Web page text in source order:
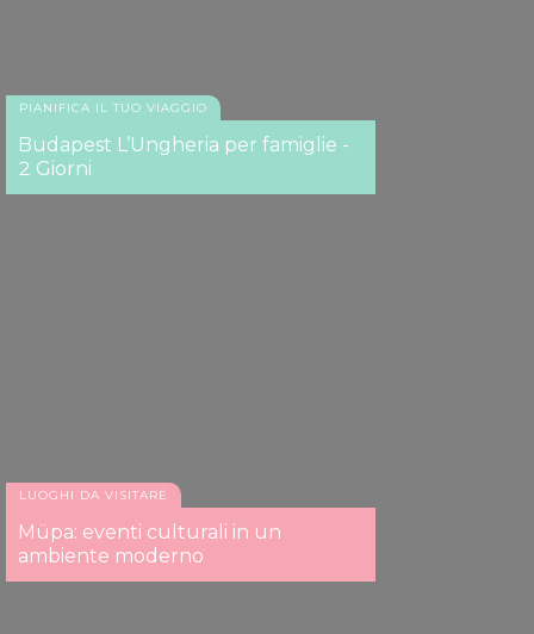
PIANIFICA IL TUO VIAGGIO
Budapest L’Ungheria per famiglie -
2 Giorni
LUOGHI DA VISITARE
Müpa: eventi culturali in un
ambiente moderno